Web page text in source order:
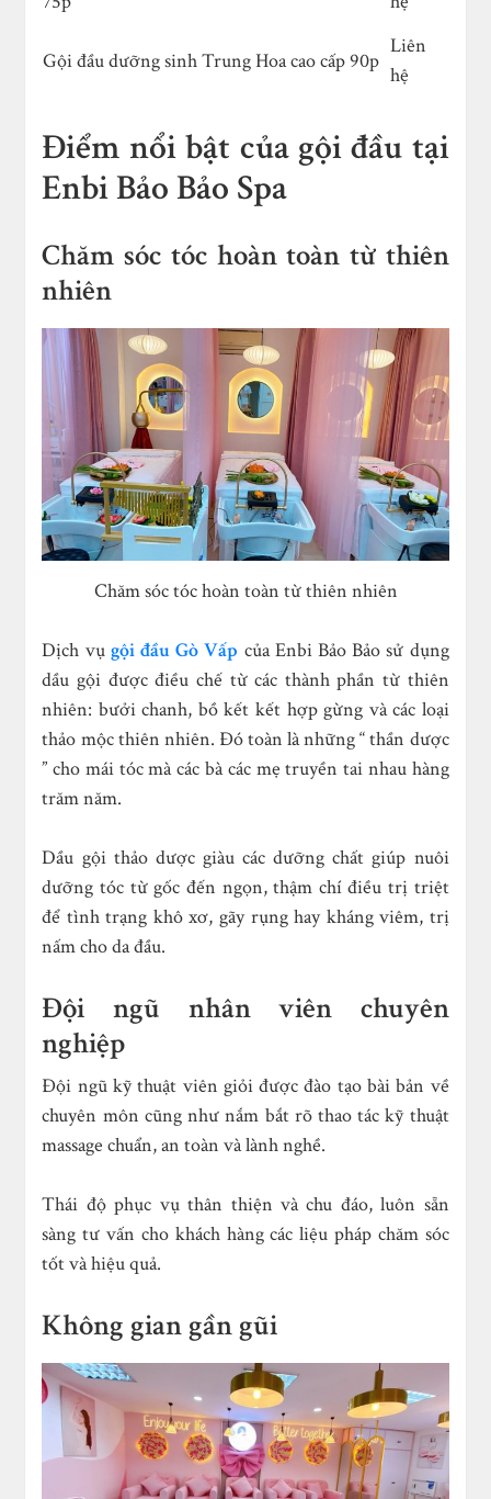
Gội đầu dưỡng sinh Trung Hoa cao cấp 90p
Liên
hệ
Điểm nổi bật của gội đầu tại
Enbi Bảo Bảo Spa
Chăm sóc tóc hoàn toàn từ thiên
nhiên
Chăm sóc tóc hoàn toàn từ thiên nhiên
Dịch vụ gội đầu Gò Vấp của Enbi Bảo Bảo sử dụng
dầu gội được điều chế từ các thành phần từ thiên
nhiên: bưởi chanh, bồ kết kết hợp gừng và các loại
thảo mộc thiên nhiên. Đó toàn là những “ thần dược
” cho mái tóc mà các bà các mẹ truyền tai nhau hàng
trăm năm.
Dầu gội thảo dược giàu các dưỡng chất giúp nuôi
dưỡng tóc từ gốc đến ngọn, thậm chí điều trị triệt
để tình trạng khô xơ, gãy rụng hay kháng viêm, trị
nấm cho da đầu.
Đội ngũ nhân viên chuyên
nghiệp
Đội ngũ kỹ thuật viên giỏi được đào tạo bài bản về
chuyên môn cũng như nắm bắt rõ thao tác kỹ thuật
massage chuẩn, an toàn và lành nghề.
Thái độ phục vụ thân thiện và chu đáo, luôn sẵn
sàng tư vấn cho khách hàng các liệu pháp chăm sóc
tốt và hiệu quả.
Không gian gần gũi